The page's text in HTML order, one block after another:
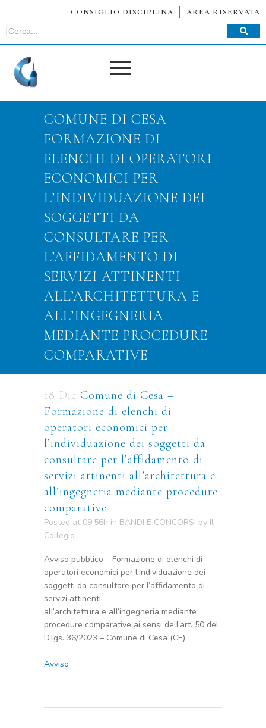
CONSIGLIO DISCIPLINA AREA RISERVATA
COMUNE DI CESA –
FORMAZIONE DI
ELENCHI DI OPERATORI
ECONOMICI PER
L’INDIVIDUAZIONE DEI
SOGGETTI DA
CONSULTARE PER
L’AFFIDAMENTO DI
SERVIZI ATTINENTI
ALL’ARCHITETTURA E
ALL’INGEGNERIA
MEDIANTE PROCEDURE
COMPARATIVE
18 Dic Comune di Cesa –
Formazione di elenchi di
operatori economici per
l’individuazione dei soggetti da
consultare per l’affidamento di
servizi attinenti all’architettura e
all’ingegneria mediante procedure
comparative
Posted at 09:56h in BANDI E CONCORSI by Il
Collegio
Avviso pubblico – Formazione di elenchi di
operatori economici per l’individuazione dei
soggetti da consultare per l’affidamento di
servizi attinenti
all’architettura e all’ingegneria mediante
procedure comparative ai sensi dell’art. 50 del
D.lgs. 36/2023 – Comune di Cesa (CE)
Avviso